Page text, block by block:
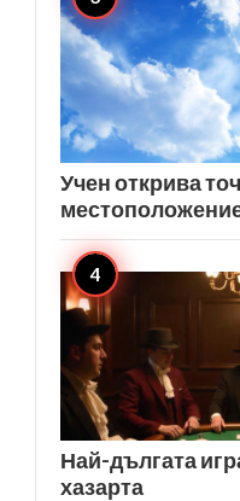
Учен открива
Най-дългата
хазарта